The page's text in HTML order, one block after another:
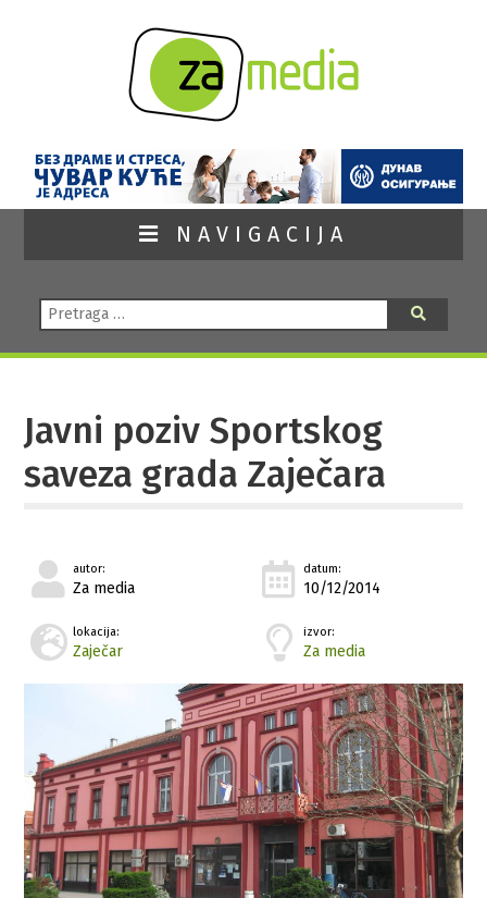
NAVIGACIJA
Pretraga:
Javni poziv Sportskog
saveza grada Zaječara
autor:
Za media
datum:
10/12/2014
lokacija:
Zaječar
izvor:
Za media